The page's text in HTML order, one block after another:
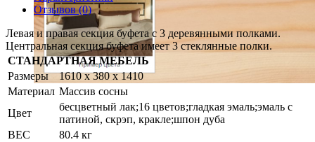
Отзывов (0)
Левая и правая секция буфета с 3 деревянными полками.
Центральная секция буфета имеет 3 стеклянные полки.
СТАНДАРТНАЯ МЕБЕЛЬ
Размеры
1610 x 380 x 1410
Материал Массив сосны
Цвет
бесцветный лак;16 цветов;гладкая эмаль;эмаль с
патиной, скрэп, кракле;шпон дуба
ВЕС
80.4 кг